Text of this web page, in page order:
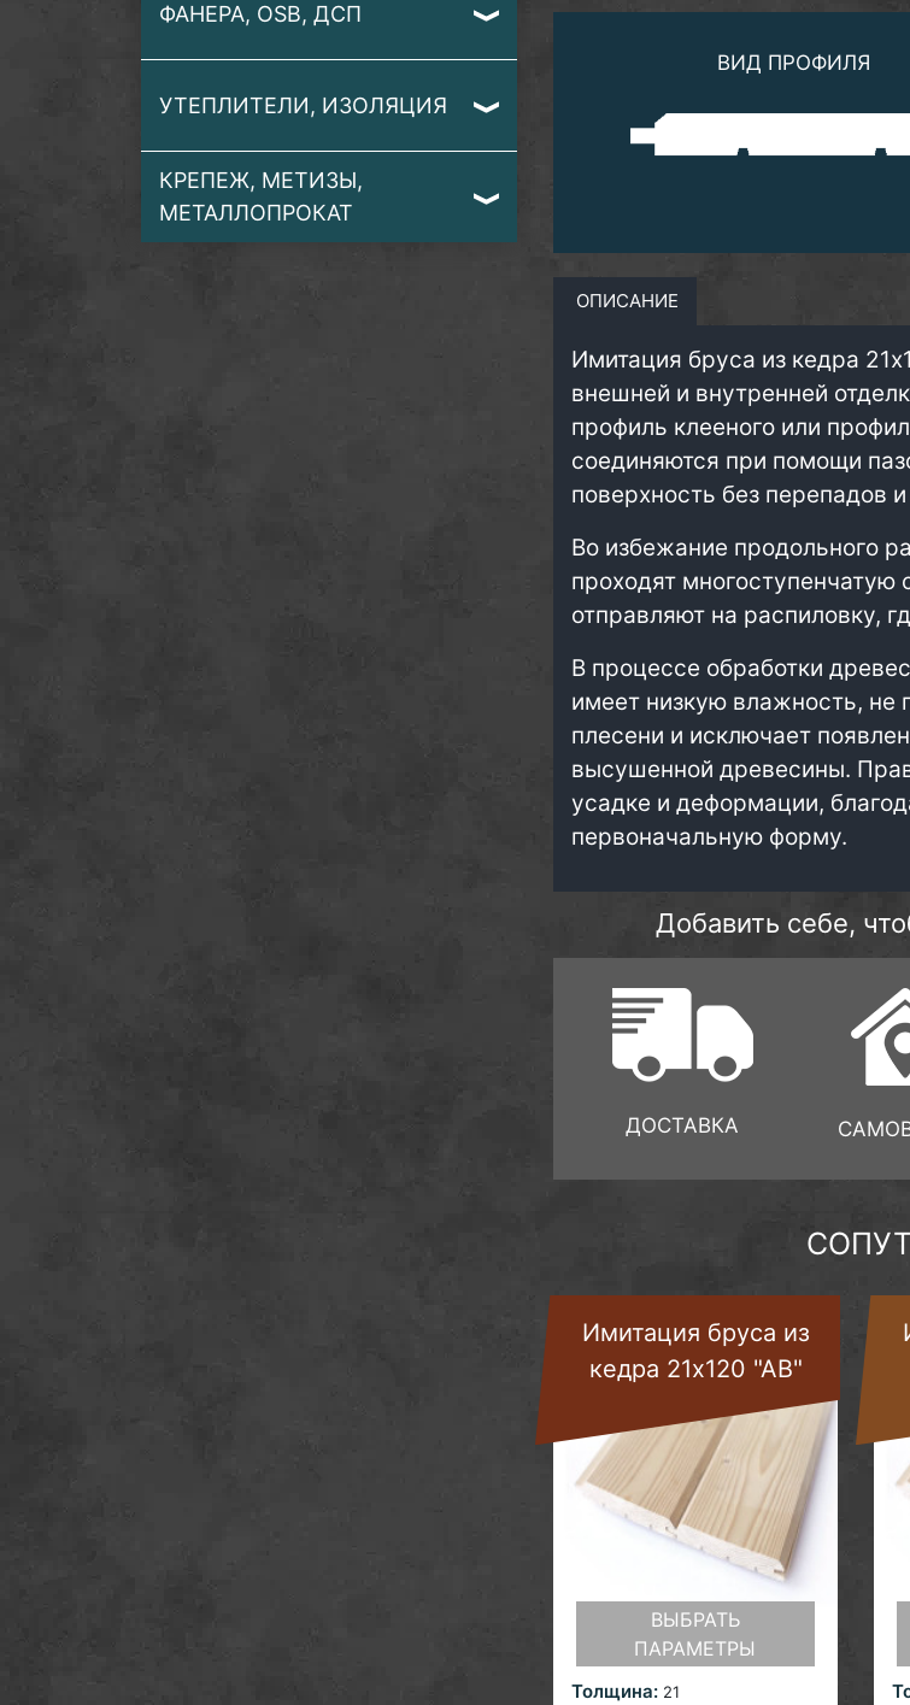
ФАНЕРА, OSB, ДСП
УТЕПЛИТЕЛИ, ИЗОЛЯЦИЯ
КРЕПЕЖ, МЕТИЗЫ,
МЕТАЛЛОПРОКАТ
ВИД ПРОФИЛЯ
ОПИСАНИЕ
Имитация бруса из кедра
внешней и внутренней
профиль клееного или
соединяются при помощи
поверхность без перепадов и
Во избежание продольного
проходят
отправляют на распиловку,
В процессе обработки
имеет низкую влажность, не
плесени и исключает
высушенной древесины.
усадке и деформации,
первоначальную форму.
Добавить себе,
ДОСТАВКА
Имитация бруса из
кедра 21х120 "АВ"
ВЫБРАТЬ
ПАРАМЕТРЫ
Толщина: 21